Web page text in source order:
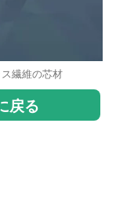
繊維の芯材
戻る